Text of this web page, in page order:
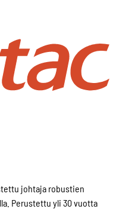
johtaja robustien
Perustettu yli 30 vuotta